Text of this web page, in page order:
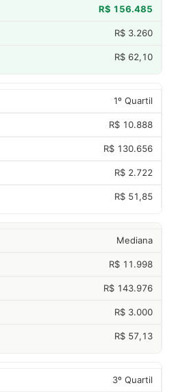
R$ 156.485
R$ 3.260
R$ 62,10
1º Quartil
R$ 10.888
R$ 130.656
R$ 2.722
R$ 51,85
Mediana
R$ 11.998
R$ 143.976
R$ 3.000
R$ 57,13
3º Quartil